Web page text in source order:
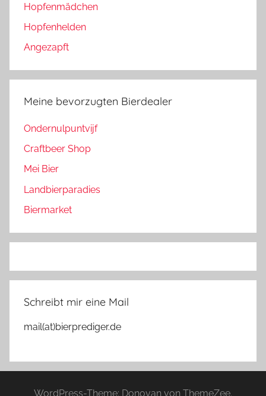
Hopfenmädchen
Hopfenhelden
Angezapft
Meine bevorzugten Bierdealer
Ondernulpuntvijf
Craftbeer Shop
Mei Bier
Landbierparadies
Biermarket
Schreibt mir eine Mail
mail(at)bierprediger.de
WordPress-Theme: Donovan von ThemeZee.